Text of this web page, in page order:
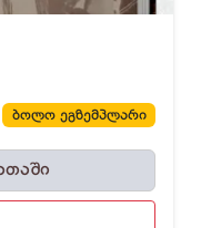
ბოლო ეგზემპლარი